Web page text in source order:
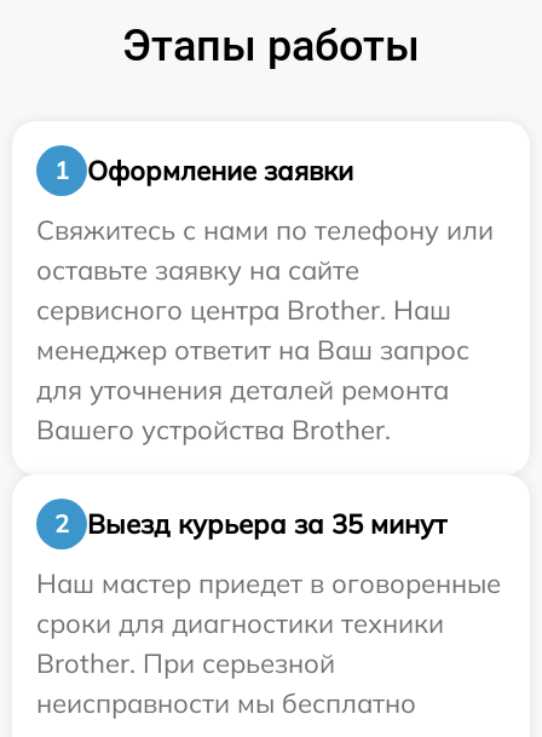
Этапы работы
1
Оформление заявки
Свяжитесь с нами по телефону или
оставьте заявку на сайте
сервисного центра Brother. Наш
менеджер ответит на Ваш запрос
для уточнения деталей ремонта
Вашего устройства Brother.
2
Выезд курьера за 35 минут
Наш мастер приедет в оговоренные
сроки для диагностики техники
Brother. При серьезной
неисправности мы бесплатно